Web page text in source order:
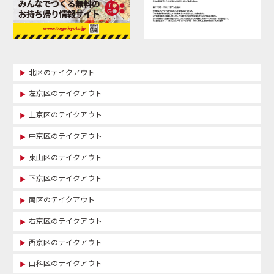
北区のテイクアウト
左京区のテイクアウト
上京区のテイクアウト
中京区のテイクアウト
東山区のテイクアウト
下京区のテイクアウト
南区のテイクアウト
右京区のテイクアウト
西京区のテイクアウト
山科区のテイクアウト